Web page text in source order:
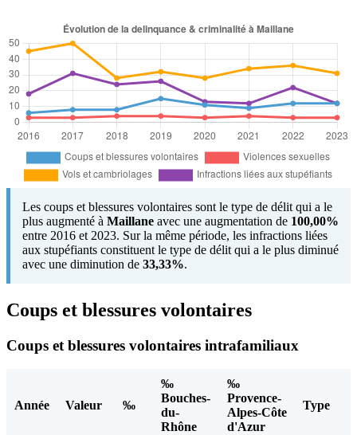
Les coups et blessures volontaires sont le type de délit qui a le
plus augmenté à Maillane avec une augmentation de 100,00%
entre 2016 et 2023. Sur la même période, les infractions liées
aux stupéfiants constituent le type de délit qui a le plus diminué
avec une diminution de 33,33%.
Coups et blessures volontaires
Coups et blessures volontaires intrafamiliaux
Année Valeur ‰
‰
Bouches-
du-
Rhône
‰
Provence-
Alpes-Côte
d'Azur
Type